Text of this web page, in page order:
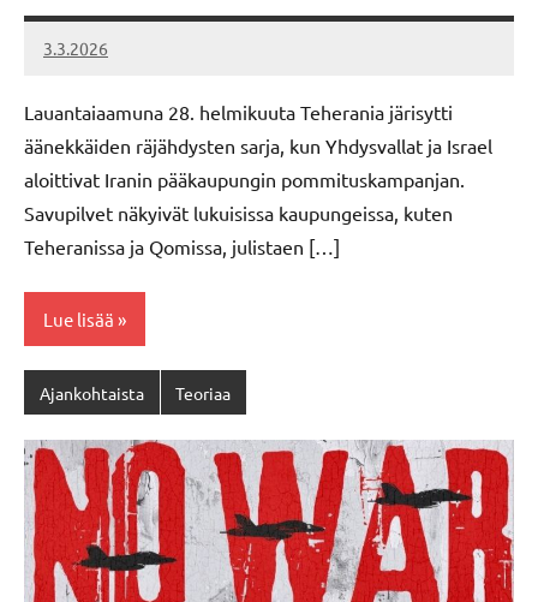
3.3.2026
Vallankumous
Lauantaiaamuna 28. helmikuuta Teherania järisytti
äänekkäiden räjähdysten sarja, kun Yhdysvallat ja Israel
aloittivat Iranin pääkaupungin pommituskampanjan.
Savupilvet näkyivät lukuisissa kaupungeissa, kuten
Teheranissa ja Qomissa, julistaen […]
Lue lisää
Ajankohtaista Teoriaa